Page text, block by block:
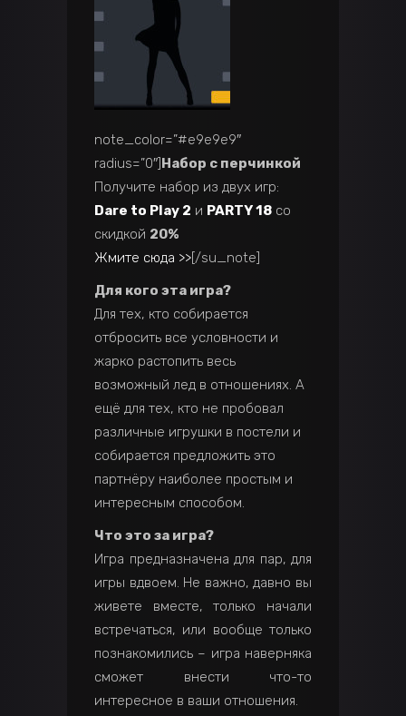
note_color=”#e9e9e9″
radius=”0″]Набор с перчинкой
Получите набор из двух игр:
Dare to Play 2 и PARTY 18 со
скидкой 20%
Жмите сюда >>[/su_note]
Для кого эта игра?
Для тех, кто собирается
отбросить все условности и
жарко растопить весь
возможный лед в отношениях. А
ещё для тех, кто не пробовал
различные игрушки в постели и
собирается предложить это
партнёру наиболее простым и
интересным способом.
Что это за игра?
Игра предназначена для пар, для
игры вдвоем. Не важно, давно вы
живете вместе, только начали
встречаться, или вообще только
познакомились – игра наверняка
сможет внести что-то
интересное в ваши отношения.